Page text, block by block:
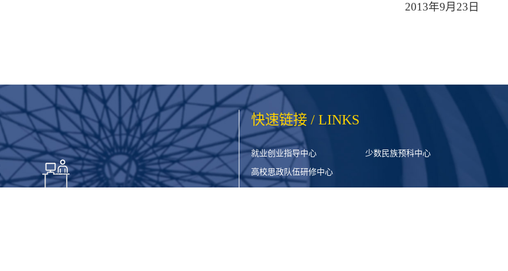
2013年9月 23 日
快速链接 / LINKS
就业创业指导中心 少数民族预科中心
高校思政队伍研修中心